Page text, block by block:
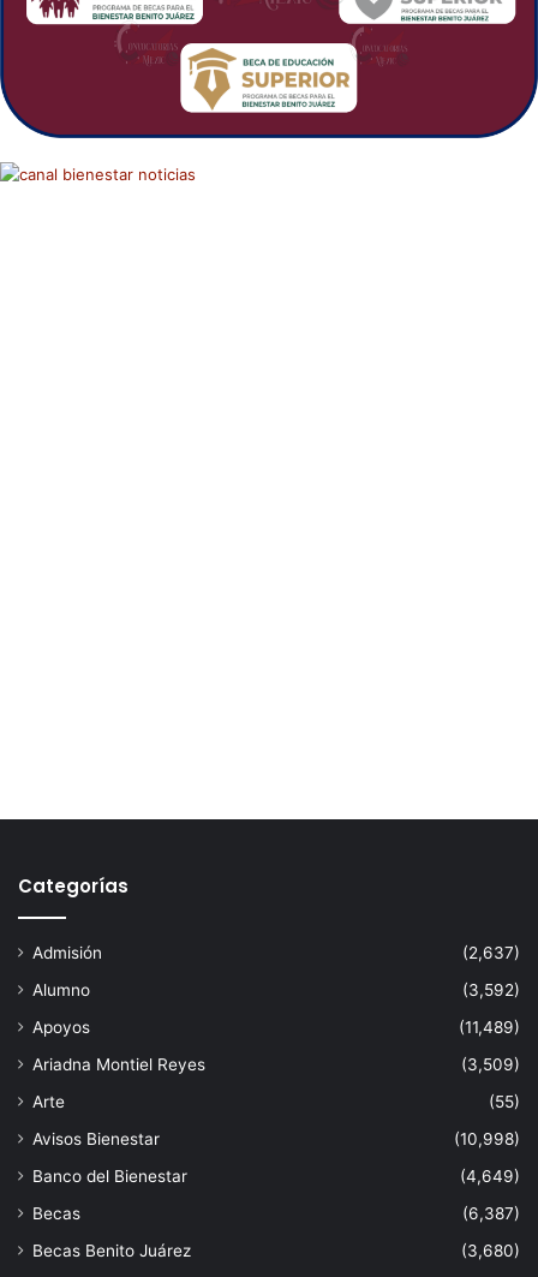
Categorías
Admisión
(2,637)
Alumno
(3,592)
Apoyos
(11,489)
Ariadna Montiel Reyes
(3,509)
Arte
(55)
Avisos Bienestar
(10,998)
Banco del Bienestar
(4,649)
Becas
(6,387)
Becas Benito Juárez
(3,680)